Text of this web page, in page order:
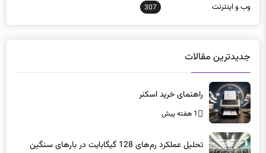
وب و اينترنت 307
جدیدترین مقالات
راهنمای خرید اسکنر
1 هفته پیش
تحلیل عملکرد رم‌های 128 گیگابایت در بارهای سنگین